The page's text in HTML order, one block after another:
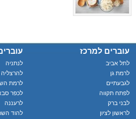
עוברים למרכז
לתל אביב
לרמת גן
לגבעתיים
לפתח תקווה
לבני ברק
לראשון לציון
לנתניה
להרצליה
לרמת
לכפר
לרעננה
להוד